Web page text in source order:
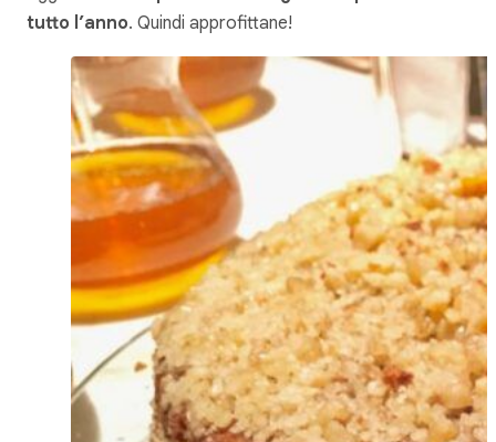
tutto l’anno. Quindi approfittane!